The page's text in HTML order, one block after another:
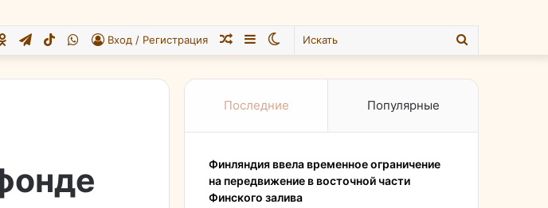
Искать
Switch
Sidebar
Случайная
Вход / Регистрация
WhatsApp
TikTok
Telegram
Одноклассники
Последние Популярные
Финляндия ввела временное ограничение
на передвижение в восточной части
Финского залива